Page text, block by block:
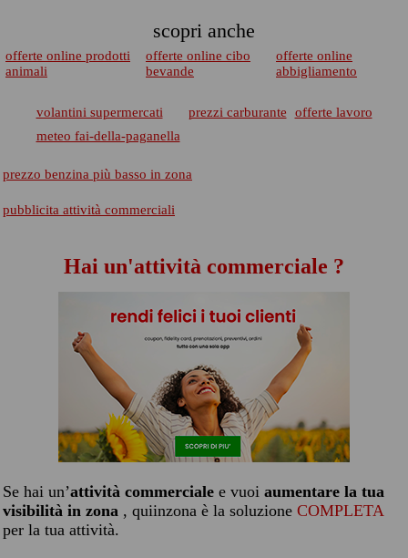
scopri anche
offerte online prodotti
animali
offerte online cibo
bevande
offerte online
abbigliamento
volantini supermercati prezzi carburante
offerte lavoro
meteo fai-della-paganella
prezzo benzina più basso in zona
pubblicita attività commerciali
Hai un'attività commerciale ?
Se hai un’attività commerciale e vuoi aumentare la tua
visibilità in zona , quiinzona è la soluzione COMPLETA
per la tua attività.